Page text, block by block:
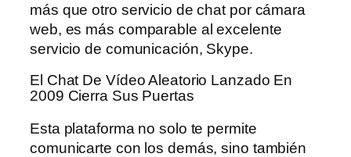
más que otro servicio de chat por cámara
web, es más comparable al excelente
servicio de comunicación, Skype.
El Chat De Vídeo Aleatorio Lanzado En
2009 Cierra Sus Puertas
Esta plataforma no solo te permite
comunicarte con los demás, sino también